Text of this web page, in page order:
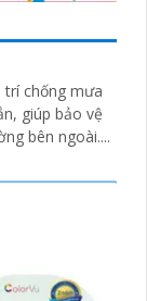
trí chống mưa
giúp bảo vệ
bên ngoài....